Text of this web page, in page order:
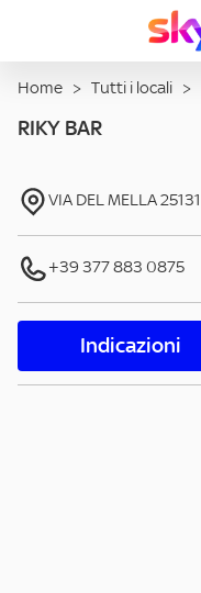
Home > Tutti i locali >
RIKY BAR
VIA DEL MELLA25131
+39 377 883 0875
Indicazioni